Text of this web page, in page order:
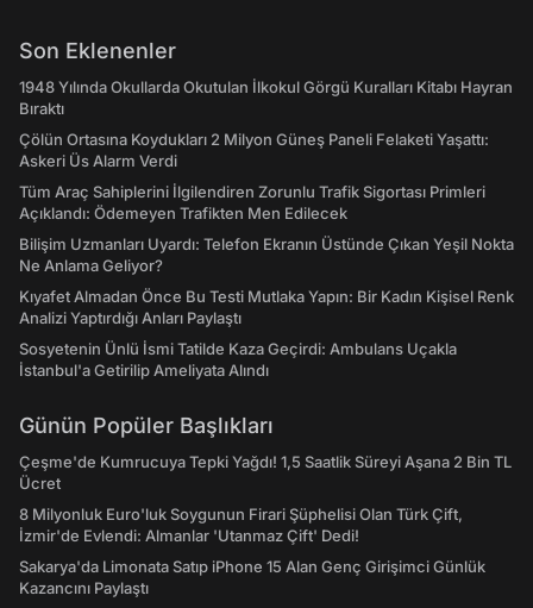
Son Eklenenler
1948 Yılında Okullarda Okutulan İlkokul Görgü Kuralları Kitabı Hayran
Bıraktı
Çölün Ortasına Koydukları 2 Milyon Güneş Paneli Felaketi Yaşattı:
Askeri Üs Alarm Verdi
Tüm Araç Sahiplerini İlgilendiren Zorunlu Trafik Sigortası Primleri
Açıklandı: Ödemeyen Trafikten Men Edilecek
Bilişim Uzmanları Uyardı: Telefon Ekranın Üstünde Çıkan Yeşil Nokta
Ne Anlama Geliyor?
Kıyafet Almadan Önce Bu Testi Mutlaka Yapın: Bir Kadın Kişisel Renk
Analizi Yaptırdığı Anları Paylaştı
Sosyetenin Ünlü İsmi Tatilde Kaza Geçirdi: Ambulans Uçakla
İstanbul'a Getirilip Ameliyata Alındı
Günün Popüler Başlıkları
Çeşme'de Kumrucuya Tepki Yağdı! 1,5 Saatlik Süreyi Aşana 2 Bin TL
Ücret
8 Milyonluk Euro'luk Soygunun Firari Şüphelisi Olan Türk Çift,
İzmir'de Evlendi: Almanlar 'Utanmaz Çift' Dedi!
Sakarya'da Limonata Satıp iPhone 15 Alan Genç Girişimci Günlük
Kazancını Paylaştı